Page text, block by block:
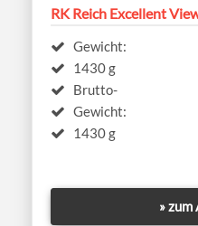
RK Reich Excellent
Gewicht:
1430 g
Brutto-
Gewicht:
1430 g
»